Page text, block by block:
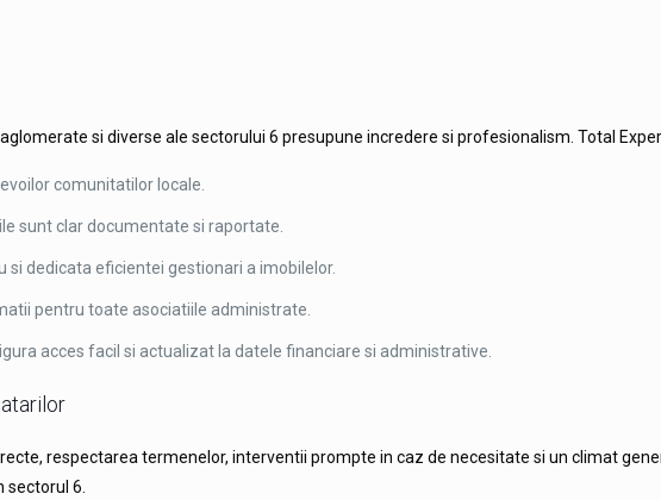
si diverse ale sectorului 6 presupune incredere si profesionalism. Total
comunitatilor locale.
sunt clar documentate si raportate.
dedicata eficientei gestionari a imobilelor.
pentru toate asociatiile administrate.
acces facil si actualizat la datele financiare si administrative.
respectarea termenelor, interventii prompte in caz de necesitate si un climat
6.